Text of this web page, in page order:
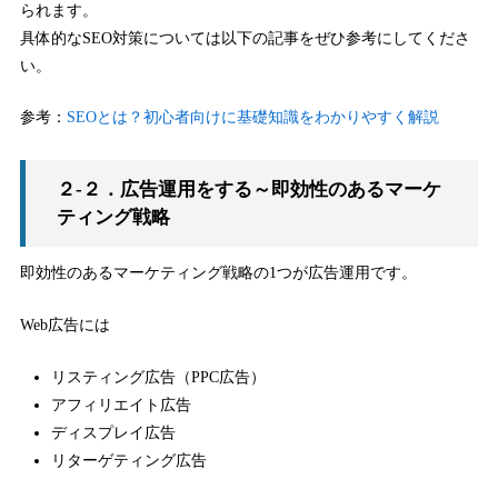
られます。
具体的なSEO対策については以下の記事をぜひ参考にしてくださ
い。
参考： SEOとは？初心者向けに基礎知識をわかりやすく解説
２-２．広告運用をする～即効性のあるマーケ
ティング戦略
即効性のあるマーケティング戦略の1つが広告運用です。
Web広告には
リスティング広告（PPC広告）
アフィリエイト広告
ディスプレイ広告
リターゲティング広告